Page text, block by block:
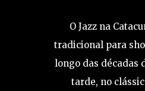
O Jazz na
tradicional para
longo das décadas
tarde, no